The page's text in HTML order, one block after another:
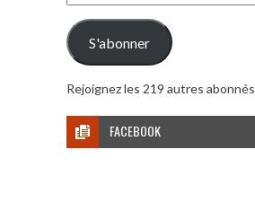
e-
mail
S'abonner
Rejoignez les 219 autres abonnés
FACEBOOK